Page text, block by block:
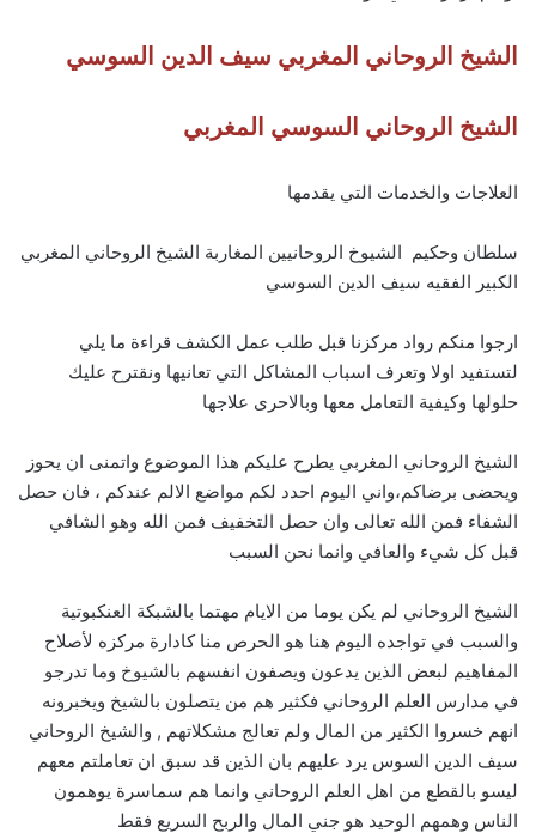
الشيخ الروحاني المغربي سيف الدين السوسي
الشيخ الروحاني السوسي المغربي
العلاجات والخدمات التي يقدمها
سلطان وحكيم الشيوخ الروحانيين المغاربة الشيخ الروحاني المغربي
الكبير الفقيه سيف الدين السوسي
ارجوا منكم رواد مركزنا قبل طلب عمل الكشف قراءة ما يلي
لتستفيد اولا وتعرف اسباب المشاكل التي تعانيها ونقترح عليك
حلولها وكيفية التعامل معها وبالاحرى علاجها
الشيخ الروحاني المغربي يطرح عليكم هذا الموضوع واتمنى ان يحوز
ويحضى برضاكم،واني اليوم احدد لكم مواضع الالم عندكم ، فان حصل
الشفاء فمن الله تعالى وان حصل التخفيف فمن الله وهو الشافي
قبل كل شيء والعافي وانما نحن السبب
الشيخ الروحاني لم يكن يوما من الايام مهتما بالشبكة العنكبوتية
والسبب في تواجده اليوم هنا هو الحرص منا كادارة مركزه لأصلاح
المفاهيم لبعض الذين يدعون ويصفون انفسهم بالشيوخ وما تدرجو
في مدارس العلم الروحاني فكثير هم من يتصلون بالشيخ ويخبرونه
انهم خسروا الكثير من المال ولم تعالج مشكلاتهم , والشيخ الروحاني
سيف الدين السوس يرد عليهم بان الذين قد سبق ان تعاملتم معهم
ليسو بالقطع من اهل العلم الروحاني وانما هم سماسرة يوهمون
الناس وهمهم الوحيد هو جني المال والربح السريع فقط